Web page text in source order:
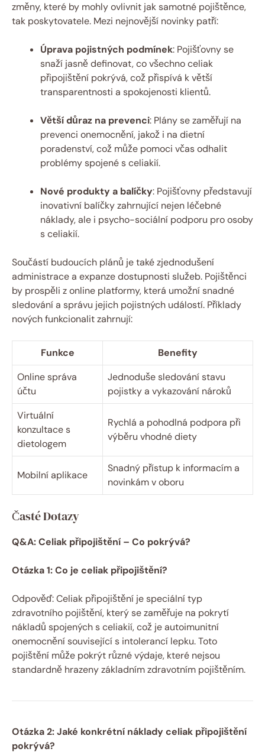
změny,⁢ které by ​mohly ovlivnit jak samotné pojištěnce,
tak poskytovatele. Mezi nejnovější novinky patří:
Úprava pojistných podmínek: Pojišťovny ⁤se
snaží jasně‌ definovat, co všechno celiak
připojištění pokrývá, což přispívá k větší
⁢transparentnosti a spokojenosti klientů.
Větší důraz ⁢na prevenci: Plány se zaměřují na⁢
prevenci onemocnění,‍ jakož ⁣i na dietní
poradenství, což může pomoci včas ‍odhalit
problémy spojené⁣ s celiakií.
Nové produkty a balíčky: Pojišťovny představují
inovativní balíčky zahrnující nejen léčebné
náklady, ale i psycho-sociální podporu pro osoby
s celiakií.
Součástí budoucích plánů je ⁤také zjednodušení
administrace a expanze dostupnosti služeb. Pojištěnci
by prospěli z online platformy, která umožní snadné
sledování a​ správu jejich pojistných událostí. Příklady
nových funkcionalit zahrnují:
Funkce
Benefity
Online správa
účtu
Jednoduše sledování stavu
pojistky a vykazování nároků
Virtuální
konzultace s
dietologem
Rychlá a pohodlná podpora při
výběru vhodné diety
Mobilní aplikace
Snadný přístup k informacím a
novinkám‌ v oboru
Časté Dotazy
Q&A: Celiak připojištění – Co pokrývá?
Otázka 1: Co je celiak připojištění?
Odpověď: Celiak připojištění je speciální typ
zdravotního pojištění, který se zaměřuje na pokrytí
nákladů spojených s celiakií,⁤ což je autoimunitní
onemocnění související s intolerancí lepku. Toto
pojištění může pokrýt různé výdaje, které nejsou
‌standardně hrazeny základním‍ zdravotním pojištěním.
Otázka 2: Jaké konkrétní náklady celiak připojištění
pokrývá?